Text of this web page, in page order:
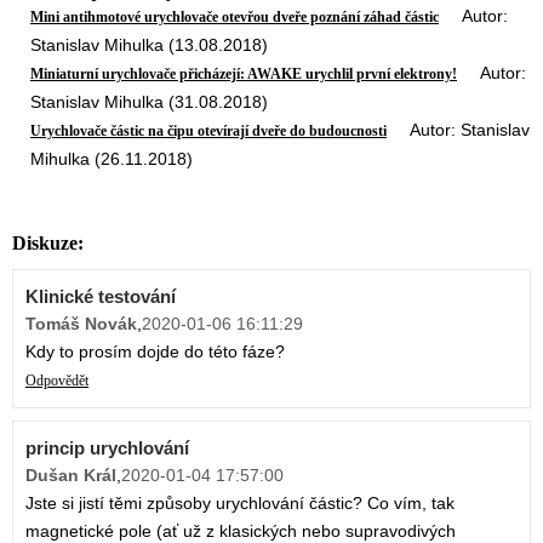
Mini antihmotové urychlovače otevřou dveře poznání záhad částic Autor:
Stanislav Mihulka (13.08.2018)
Miniaturní urychlovače přicházejí: AWAKE urychlil první elektrony!
Autor:
Stanislav Mihulka (31.08.2018)
Urychlovače částic na čipu otevírají dveře do budoucnosti Autor: Stanislav
Mihulka (26.11.2018)
Diskuze:
Klinické testování
Tomáš Novák,2020-01-06 16:11:29
Kdy to prosím dojde do této fáze?
Odpovědět
princip urychlování
Dušan Král,2020-01-04 17:57:00
Jste si jistí těmi způsoby urychlování částic? Co vím, tak
magnetické pole (ať už z klasických nebo supravodivých